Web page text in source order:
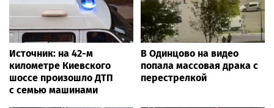
Источник: на 42-м
километре Киевского
шоссе произошло ДТП
с семью машинами
В Одинцово на видео
попала массовая драка с
перестрелкой